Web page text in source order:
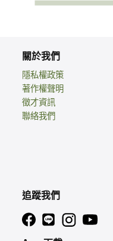
關於我們
隱私權政策
著作權聲明
徵才資訊
聯絡我們
追蹤我們